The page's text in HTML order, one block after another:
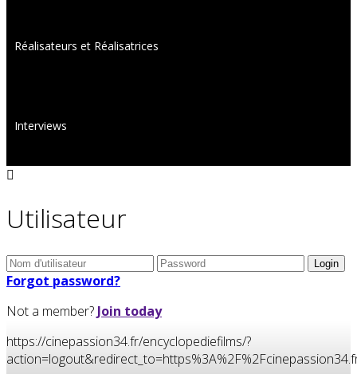
Réalisateurs et Réalisatrices
Interviews
Utilisateur
Forgot password?
Not a member? Join today
https://cinepassion34.fr/encyclopediefilms/?